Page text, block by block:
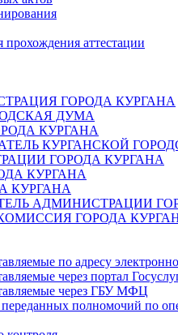
аттестации
ГОРОДА КУРГАНА
ДУМА
КУРГАНА
КУРГАНСКОЙ
ГОРОДА КУРГАНА
КУРГАНА
КУРГАНА
АДМИНИСТРАЦИИ
ГОРОДА
по адресу
через портал
через ГБУ МФЦ
полномочий по